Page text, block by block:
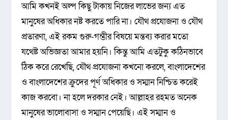
আমি কখনই অল্প কিছু টাকায় নিজের লাভের জন্য এত
মানুষের অধিকার নষ্ট করতে পারি না। যৌথ প্রযোজনা ও যৌথ
প্রতারণা, এই রকম গুরু-গম্ভীর বিষয়ে মন্তব্য করার মতো
যথেষ্ট অভিজ্ঞতা আমার হয়নি। কিন্তু আমি এতটুকু কঠিনভাবে
ঠিক করে রেখেছি, যৌথ প্রযোজনা কখনো করলে, বাংলাদেশের
ও বাংলাদেশের ক্রুদের পূর্ণ অধিকার ও সম্মান নিশ্চিত করেই
কাজ করবো। না হলে দরকার নেই। আল্লাহর রহমত অনেক
মানুষের ভালোবাসা ও সম্মান পেয়েছি। এই সম্মান ও